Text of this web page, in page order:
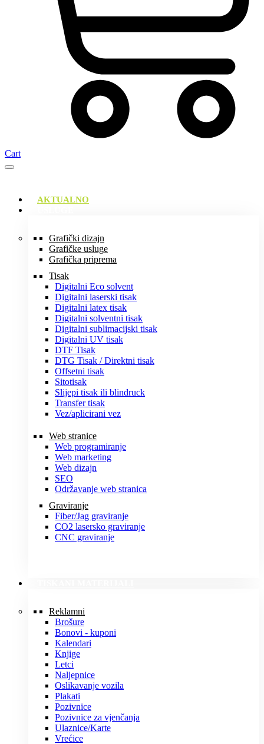
Cart
AKTUALNO
Grafički dizajn
Grafičke usluge
Grafička priprema
Tisak
Digitalni Eco solvent
Digitalni laserski tisak
Digitalni latex tisak
Digitalni solventni tisak
Digitalni sublimacijski tisak
Digitalni UV tisak
DTF Tisak
DTG Tisak / Direktni tisak
Offsetni tisak
Sitotisak
Slijepi tisak ili blindruck
Transfer tisak
Vez/aplicirani vez
Web stranice
Web programiranje
Web marketing
Web dizajn
SEO
Održavanje web stranica
Graviranje
Fiber/Jag graviranje
CO2 lasersko graviranje
CNC graviranje
Reklamni
Brošure
Bonovi - kuponi
Kalendari
Knjige
Letci
Naljepnice
Oslikavanje vozila
Plakati
Pozivnice
Pozivnice za vjenčanja
Ulaznice/Karte
Vrećice